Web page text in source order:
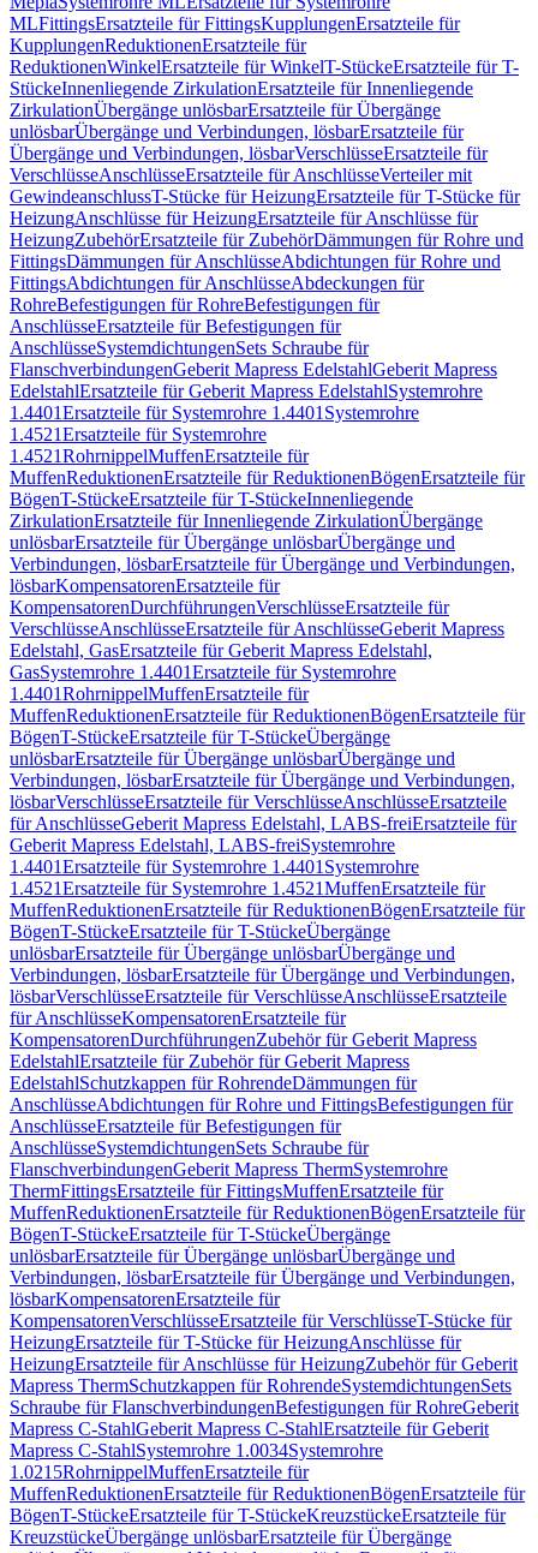
MLFittingsErsatzteile für FittingsKupplungenErsatzteile für
KupplungenReduktionenErsatzteile für
ReduktionenWinkelErsatzteile für WinkelT-StückeErsatzteile für T-
StückeInnenliegende ZirkulationErsatzteile für Innenliegende
ZirkulationÜbergänge unlösbarErsatzteile für Übergänge
unlösbarÜbergänge und Verbindungen, lösbarErsatzteile für
Übergänge und Verbindungen, lösbarVerschlüsseErsatzteile für
VerschlüsseAnschlüsseErsatzteile für AnschlüsseVerteiler mit
GewindeanschlussT-Stücke für HeizungErsatzteile für T-Stücke für
HeizungAnschlüsse für HeizungErsatzteile für Anschlüsse für
HeizungZubehörErsatzteile für ZubehörDämmungen für Rohre und
FittingsDämmungen für AnschlüsseAbdichtungen für Rohre und
FittingsAbdichtungen für AnschlüsseAbdeckungen für
RohreBefestigungen für RohreBefestigungen für
AnschlüsseErsatzteile für Befestigungen für
AnschlüsseSystemdichtungenSets Schraube für
FlanschverbindungenGeberit Mapress EdelstahlGeberit Mapress
EdelstahlErsatzteile für Geberit Mapress EdelstahlSystemrohre
1.4401Ersatzteile für Systemrohre 1.4401 Systemrohre
1.4521Ersatzteile für Systemrohre
1.4521RohrnippelMuffenErsatzteile für
MuffenReduktionenErsatzteile für ReduktionenBögenErsatzteile für
BögenT-StückeErsatzteile für T-StückeInnenliegende
ZirkulationErsatzteile für Innenliegende ZirkulationÜbergänge
unlösbarErsatzteile für Übergänge unlösbarÜbergänge und
Verbindungen, lösbarErsatzteile für Übergänge und Verbindungen,
lösbarKompensatorenErsatzteile für
KompensatorenDurchführungenVerschlüsseErsatzteile für
VerschlüsseAnschlüsseErsatzteile für AnschlüsseGeberit Mapress
Edelstahl, GasErsatzteile für Geberit Mapress Edelstahl,
GasSystemrohre 1.4401Ersatzteile für Systemrohre
1.4401RohrnippelMuffenErsatzteile für
MuffenReduktionenErsatzteile für ReduktionenBögenErsatzteile für
BögenT-StückeErsatzteile für T-StückeÜbergänge
unlösbarErsatzteile für Übergänge unlösbarÜbergänge und
Verbindungen, lösbarErsatzteile für Übergänge und Verbindungen,
lösbarVerschlüsseErsatzteile für VerschlüsseAnschlüsseErsatzteile
für AnschlüsseGeberit Mapress Edelstahl, LABS-freiErsatzteile für
Geberit Mapress Edelstahl, LABS-freiSystemrohre
1.4401Ersatzteile für Systemrohre 1.4401 Systemrohre
1.4521Ersatzteile für Systemrohre 1.4521MuffenErsatzteile für
MuffenReduktionenErsatzteile für ReduktionenBögenErsatzteile für
BögenT-StückeErsatzteile für T-StückeÜbergänge
unlösbarErsatzteile für Übergänge unlösbarÜbergänge und
Verbindungen, lösbarErsatzteile für Übergänge und Verbindungen,
lösbarVerschlüsseErsatzteile für VerschlüsseAnschlüsseErsatzteile
für AnschlüsseKompensatorenErsatzteile für
KompensatorenDurchführungenZubehör für Geberit Mapress
EdelstahlErsatzteile für Zubehör für Geberit Mapress
EdelstahlSchutzkappen für RohrendeDämmungen für
AnschlüsseAbdichtungen für Rohre und FittingsBefestigungen für
AnschlüsseErsatzteile für Befestigungen für
AnschlüsseSystemdichtungenSets Schraube für
FlanschverbindungenGeberit Mapress ThermSystemrohre
ThermFittingsErsatzteile für FittingsMuffenErsatzteile für
MuffenReduktionenErsatzteile für ReduktionenBögenErsatzteile für
BögenT-StückeErsatzteile für T-StückeÜbergänge
unlösbarErsatzteile für Übergänge unlösbarÜbergänge und
Verbindungen, lösbarErsatzteile für Übergänge und Verbindungen,
lösbarKompensatorenErsatzteile für
KompensatorenVerschlüsseErsatzteile für VerschlüsseT-Stücke für
HeizungErsatzteile für T-Stücke für HeizungAnschlüsse für
HeizungErsatzteile für Anschlüsse für HeizungZubehör für Geberit
Mapress ThermSchutzkappen für RohrendeSystemdichtungenSets
Schraube für FlanschverbindungenBefestigungen für RohreGeberit
Mapress C-StahlGeberit Mapress C-StahlErsatzteile für Geberit
Mapress C-StahlSystemrohre 1.0034Systemrohre
1.0215RohrnippelMuffenErsatzteile für
MuffenReduktionenErsatzteile für ReduktionenBögenErsatzteile für
BögenT-StückeErsatzteile für T-StückeKreuzstückeErsatzteile für
KreuzstückeÜbergänge unlösbarErsatzteile für Übergänge